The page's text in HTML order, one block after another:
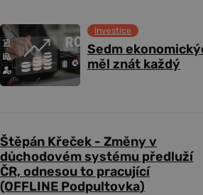
Sedm
měl znát každý
Investice
Štěpán Křeček - Změny v
důchodovém systému předluží
ČR, odnesou to pracující
(OFFLINE Podpultovka)